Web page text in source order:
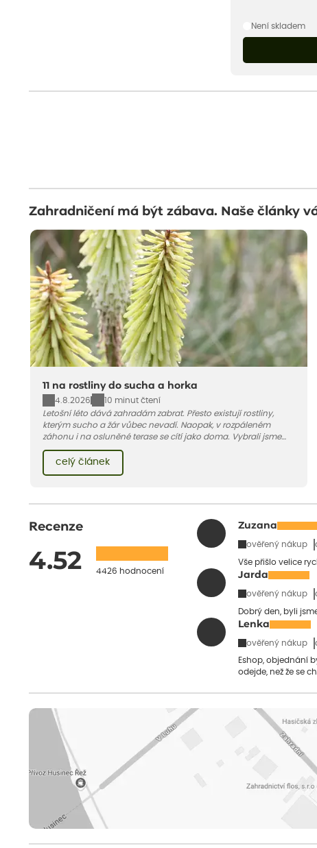
Není skladem
Zahradničení má být zábava. Naše články
11 na rostliny do sucha a horka
4.8.2026
10 minut čtení
Letošní léto dává zahradám zabrat. Přesto existují rostliny,
kterým sucho a žár vůbec nevadí. Naopak, v rozpáleném
záhonu i na osluněné terase se cítí jako doma. Vybrali jsme
pro vás 11 tipů na odolné druhy, které zvládnou horké a suché
léto bez pravidelné zálivky. Pojďme se podívat, které to jsou.
celý článek
Recenze
4.52 4426 hodnocení
Zuzana
ověřený nákup
Vše přišlo velice
Jarda
ověřený nákup
Dobrý den, byli
Lenka
ověřený nákup
Eshop, objednání
odejde, než že se